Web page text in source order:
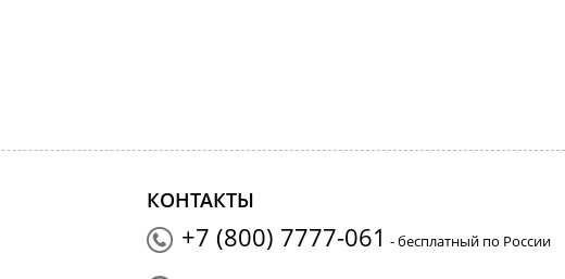
КОНТАКТЫ
+7 (800) 7777-061 - бесплатный по России